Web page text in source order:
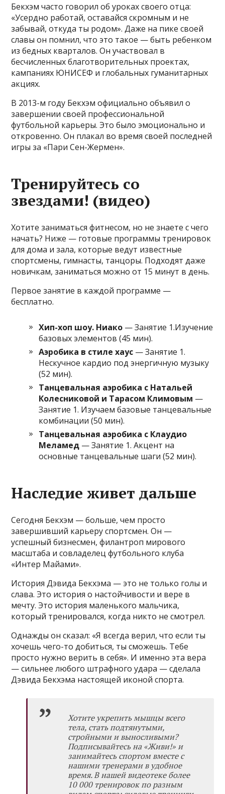
Бекхэм часто говорил об уроках своего отца:
«Усердно работай, оставайся скромным и не
забывай, откуда ты родом». Даже на пике своей
славы он помнил, что это такое — быть ребенком
из бедных кварталов. Он участвовал в
бесчисленных благотворительных проектах,
кампаниях ЮНИСЕФ и глобальных гуманитарных
акциях.
В 2013-м году Бекхэм официально объявил о
завершении своей профессиональной
футбольной карьеры. Это было эмоционально и
откровенно. Он плакал во время своей последней
игры за «Пари Сен-Жермен».
Тренируйтесь со
звездами! (видео)
Хотите заниматься фитнесом, но не знаете с чего
начать? Ниже — готовые программы тренировок
для дома и зала, которые ведут известные
спортсмены, гимнасты, танцоры. Подходят даже
новичкам, заниматься можно от 15 минут в день.
Первое занятие в каждой программе —
бесплатно.
Хип-хоп шоу. Ниако — Занятие 1.Изучение
базовых элементов (45 мин).
Аэробика в стиле хаус — Занятие 1.
Нескучное кардио под энергичную музыку
(52 мин).
Танцевальная аэробика с Натальей
Колесниковой и Тарасом Климовым —
Занятие 1. Изучаем базовые танцевальные
комбинации (50 мин).
Танцевальная аэробика с Клаудио
Меламед — Занятие 1. Акцент на
основные танцевальные шаги (52 мин).
Наследие живет дальше
Сегодня Бекхэм — больше, чем просто
завершивший карьеру спортсмен. Он —
успешный бизнесмен, филантроп мирового
масштаба и совладелец футбольного клуба
«Интер Майами».
История Дэвида Бекхэма — это не только голы и
слава. Это история о настойчивости и вере в
мечту. Это история маленького мальчика,
который тренировался, когда никто не смотрел.
Однажды он сказал: «Я всегда верил, что если ты
хочешь чего-то добиться, ты сможешь. Тебе
просто нужно верить в себя». И именно эта вера
— сильнее любого штрафного удара — сделала
Дэвида Бекхэма настоящей иконой спорта.
Хотите укрепить мышцы всего
тела, стать подтянутыми,
стройными и выносливыми?
Подписывайтесь на «Живи!»и
занимайтесь спортом вместе с
нашими тренерами в удобное
время. В нашей видеотеке более
10 000 тренировок по разным